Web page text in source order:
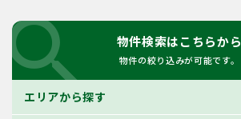
物件検索はこちらから
物件の絞り込みが可能です。
エリアから探す